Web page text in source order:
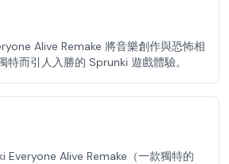
Alive Remake 將音樂創作與恐怖相
特而引人入勝的 Sprunki 遊戲體驗。
Everyone Alive Remake（一款獨特的